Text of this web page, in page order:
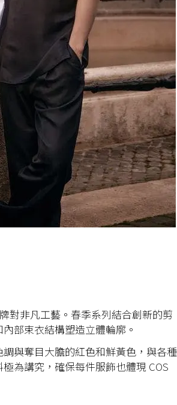
對非凡工藝。春季系列結合創新的剪
部束衣結構塑造立體輪廓。
與奪目大膽的紅色和鮮黃色，與各種
為講究，確保每件服飾也體現 COS